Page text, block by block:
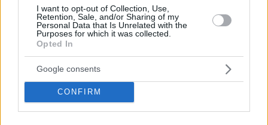
I want to opt-out of Collection, Use,
Retention, Sale, and/or Sharing of my
Personal Data that Is Unrelated with the
Purposes for which it was collected.
Opted In
Google consents
CONFIRM
αστυνομία», πρόσθεσε και εξήγησε ότι
συγκεντρώθηκε κόσμοςγια να βοηθήσει και
ζητούσε από τον δράστη να σταματήσει να
τους χτυπά.
Η αυτόπτης μάρτυρας είπε επίσης ότι οι
πολίτεςπου συγκεντρώθηκαν στο σημείο
ξέπλυναν με νερό τις πληγές του θύματος.